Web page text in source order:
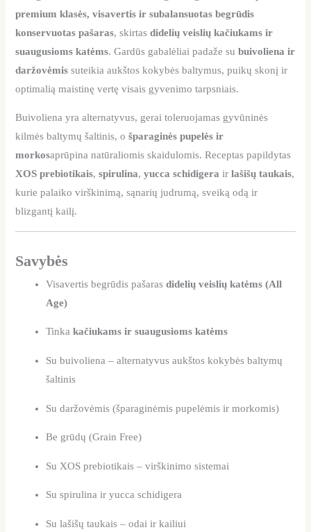
premium klasės, visavertis ir subalansuotas begrūdis
konservuotas pašaras, skirtasdidelių veislių kačiukams ir
suaugusioms katėms. Gardūs gabalėliai padaže subuivoliena ir
daržovėmis suteikia aukštos kokybės baltymus, puikų skonį ir
optimalią maistinę vertę visais gyvenimo tarpsniais.
Buivoliena yra alternatyvus, gerai toleruojamas gyvūninės
kilmės baltymų šaltinis, ošparaginės pupelės ir
morkosaprūpina natūraliomis skaidulomis. Receptas papildytas
XOS prebiotikais,spirulina,yucca schidigera irlašišų taukais,
kurie palaiko virškinimą, sąnarių judrumą, sveiką odą ir
blizgantį kailį.
Savybės
Visavertis begrūdis pašarasdidelių veislių katėms (All
Age)
Tinkakačiukams ir suaugusioms katėms
Su buivoliena – alternatyvus aukštos kokybės baltymų
šaltinis
Su daržovėmis (šparaginėmis pupelėmis ir morkomis)
Be grūdų (Grain Free)
Su XOS prebiotikais – virškinimo sistemai
Su spirulina ir yucca schidigera
Su lašišų taukais – odai ir kailiui